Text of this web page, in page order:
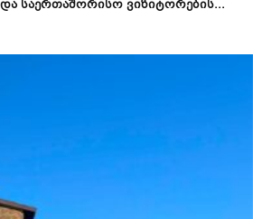
საერთაშორისო ვიზიტორების...